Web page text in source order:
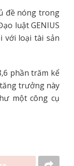
đề nóng trong
luật GENIUS
với loại tài sản
phần trăm kể
trưởng này
một công cụ